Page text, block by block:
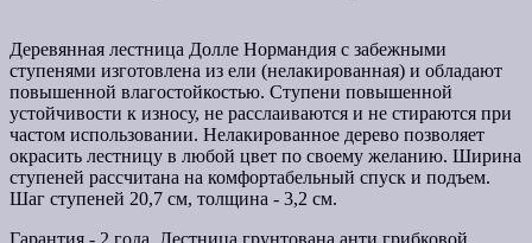
Деревянная лестница Долле Нормандия с забежными
ступенями изготовлена из ели (нелакированная) и обладают
повышенной влагостойкостью. Ступени повышенной
устойчивости к износу, не расслаиваются и не стираются при
частом использовании. Нелакированное дерево позволяет
окрасить лестницу в любой цвет по своему желанию. Ширина
ступеней рассчитана на комфортабельный спуск и подъем.
Шаг ступеней 20,7 см, толщина - 3,2 см.